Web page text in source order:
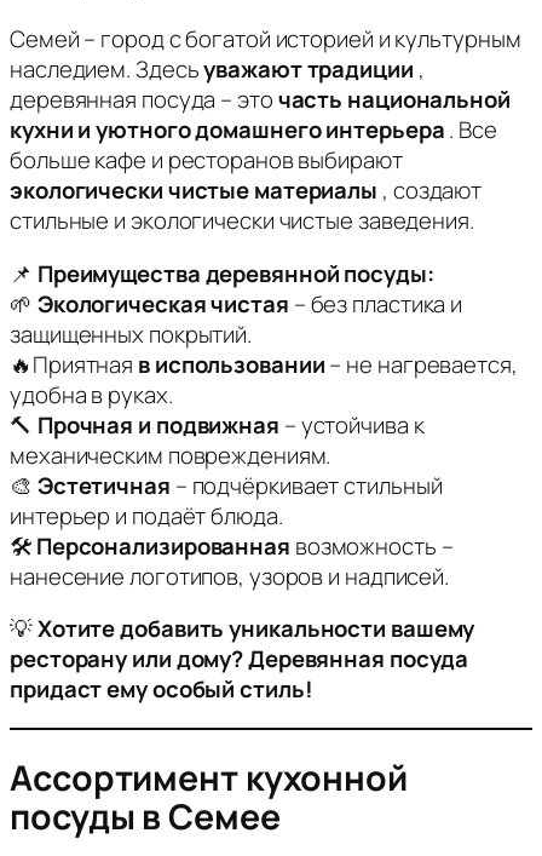
Семей – город с богатой историей и культурным
наследием. Здесьуважают традиции ,
деревянная посуда – эточасть национальной
кухни и уютного домашнего интерьера. Все
больше кафе и ресторанов выбирают
экологически чистые материалы , создают
стильные и экологически чистые заведения.
📌 Преимущества деревянной посуды:
🌱 Экологическая чистая – без пластика и
защищенных покрытий.
🔥Приятная в использовании– не нагревается,
удобна в руках.
🔨 Прочная и подвижная – устойчива к
механическим повреждениям.
🎨 Эстетичная – подчёркивает стильный
интерьер и подаёт блюда.
🛠Персонализированная возможность –
нанесение логотипов, узоров и надписей.
💡Хотите добавить уникальности вашему
ресторану или дому? Деревянная посуда
придаст ему особый стиль!
Ассортимент кухонной
посуды в Семее